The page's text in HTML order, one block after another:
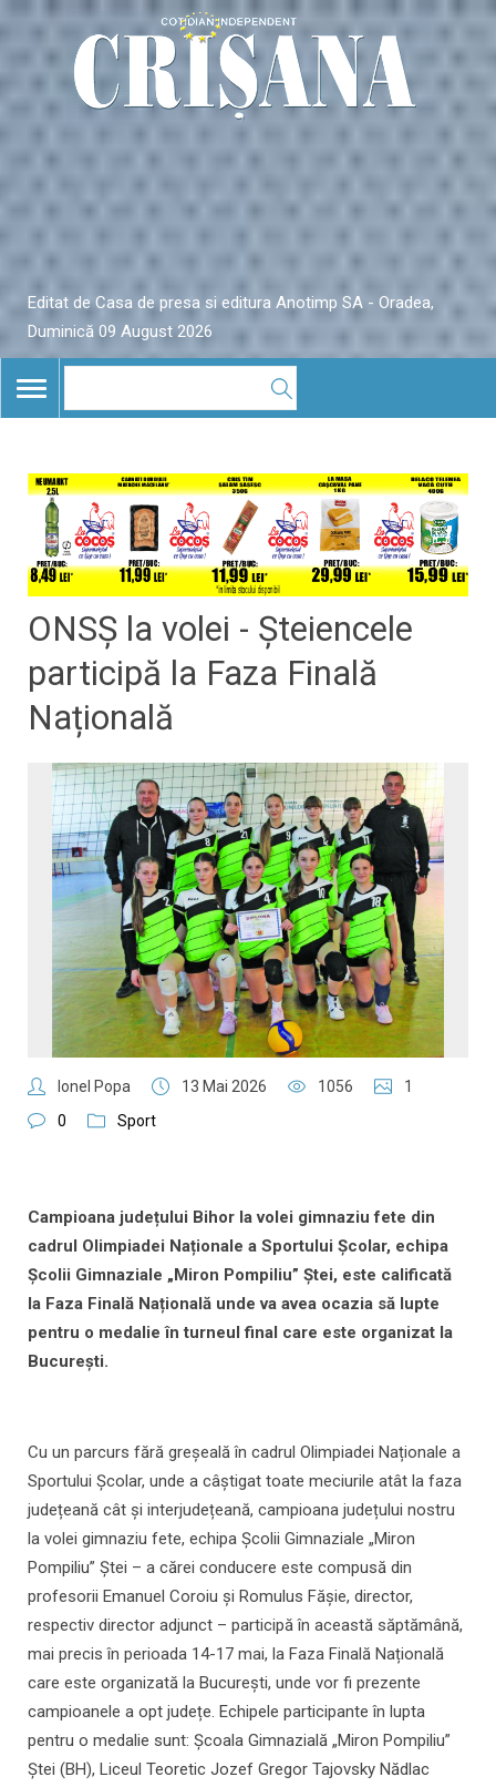
Editat de Casa de presa si editura Anotimp SA - Oradea,
Duminică 09 August 2026
TOGGLE
NAVIGATION
ONSȘ la volei - Șteiencele
participă la Faza Finală
Națională
Ionel Popa 13 Mai 2026 1056
1
0
Sport
Campioana județului Bihor la volei gimnaziu fete din
cadrul Olimpiadei Naționale a Sportului Școlar, echipa
Școlii Gimnaziale „Miron Pompiliu” Ștei, este calificată
la Faza Finală Națională unde va avea ocazia să lupte
pentru o medalie în turneul final care este organizat la
București.
Cu un parcurs fără greșeală în cadrul Olimpiadei Naționale a
Sportului Școlar, unde a câștigat toate meciurile atât la faza
județeană cât și interjudețeană, campioana județului nostru
la volei gimnaziu fete, echipa Școlii Gimnaziale „Miron
Pompiliu” Ștei – a cărei conducere este compusă din
profesorii Emanuel Coroiu și Romulus Fășie, director,
respectiv director adjunct – participă în această săptămână,
mai precis în perioada 14-17 mai, la Faza Finală Națională
care este organizată la București, unde vor fi prezente
campioanele a opt județe. Echipele participante în lupta
pentru o medalie sunt: Școala Gimnazială „Miron Pompiliu”
Ștei (BH), Liceul Teoretic Jozef Gregor Tajovsky Nădlac